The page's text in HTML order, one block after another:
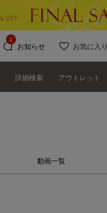
お知らせ
2
お気に入り
詳細検索 アウトレット
動画一覧